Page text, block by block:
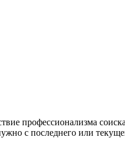
профессионализма
с последнего или